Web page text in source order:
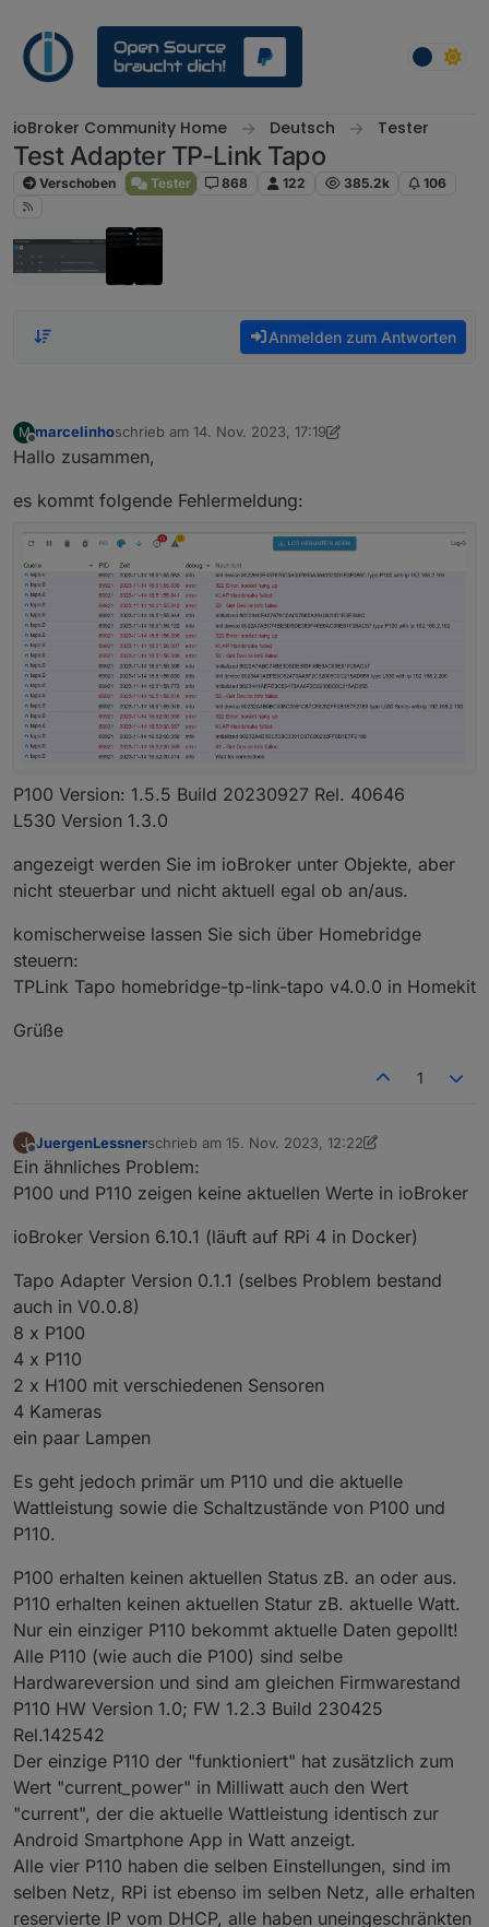
ioBroker Community Home Deutsch Tester
Test Adapter TP-Link Tapo
Verschoben Tester 868 122 385.2k 106
Anmelden zum Antworten
M
Offline
marcelinhoschrieb am 14. Nov. 2023, 17:19
zuletzt editiert von marcelinho
Hallo zusammen,
es kommt folgende Fehlermeldung:
P100 Version: 1.5.5 Build 20230927 Rel. 40646
L530 Version 1.3.0
angezeigt werden Sie im ioBroker unter Objekte, aber
nicht steuerbar und nicht aktuell egal ob an/aus.
komischerweise lassen Sie sich über Homebridge
steuern:
TPLink Tapo homebridge-tp-link-tapo v4.0.0 in Homekit
Grüße
1
J
Offline
JuergenLessnerschrieb am 15. Nov. 2023, 12:22
zuletzt editiert von JuergenLessner
Ein ähnliches Problem:
P100 und P110 zeigen keine aktuellen Werte in ioBroker
ioBroker Version 6.10.1 (läuft auf RPi 4 in Docker)
Tapo Adapter Version 0.1.1 (selbes Problem bestand
auch in V0.0.8)
8 x P100
4 x P110
2 x H100 mit verschiedenen Sensoren
4 Kameras
ein paar Lampen
Es geht jedoch primär um P110 und die aktuelle
Wattleistung sowie die Schaltzustände von P100 und
P110.
P100 erhalten keinen aktuellen Status zB. an oder aus.
P110 erhalten keinen aktuellen Statur zB. aktuelle Watt.
Nur ein einziger P110 bekommt aktuelle Daten gepollt!
Alle P110 (wie auch die P100) sind selbe
Hardwareversion und sind am gleichen Firmwarestand
P110 HW Version 1.0; FW 1.2.3 Build 230425
Rel.142542
Der einzige P110 der "funktioniert" hat zusätzlich zum
Wert "current_power" in Milliwatt auch den Wert
"current", der die aktuelle Wattleistung identisch zur
Android Smartphone App in Watt anzeigt.
Alle vier P110 haben die selben Einstellungen, sind im
selben Netz, RPi ist ebenso im selben Netz, alle erhalten
reservierte IP vom DHCP, alle haben uneingeschränkten